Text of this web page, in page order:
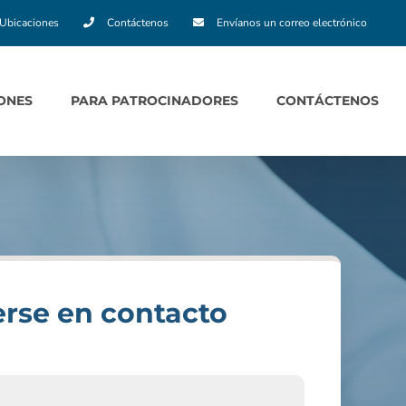
Ubicaciones Contáctenos Envíanos un correo electrónico
PARA PATROCINADORES CONTÁCTENOS
en contacto